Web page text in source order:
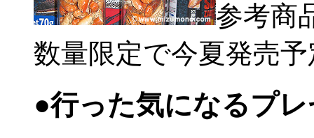
参考商
数量限定で今夏発売
●行った気になるプ